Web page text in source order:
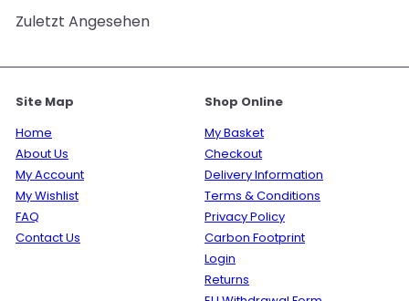
Zuletzt Angesehen
Site Map
Home
About Us
My Account
My Wishlist
FAQ
Contact Us
Shop Online
My Basket
Checkout
Delivery Information
Terms & Conditions
Privacy Policy
Carbon Footprint
Login
Returns